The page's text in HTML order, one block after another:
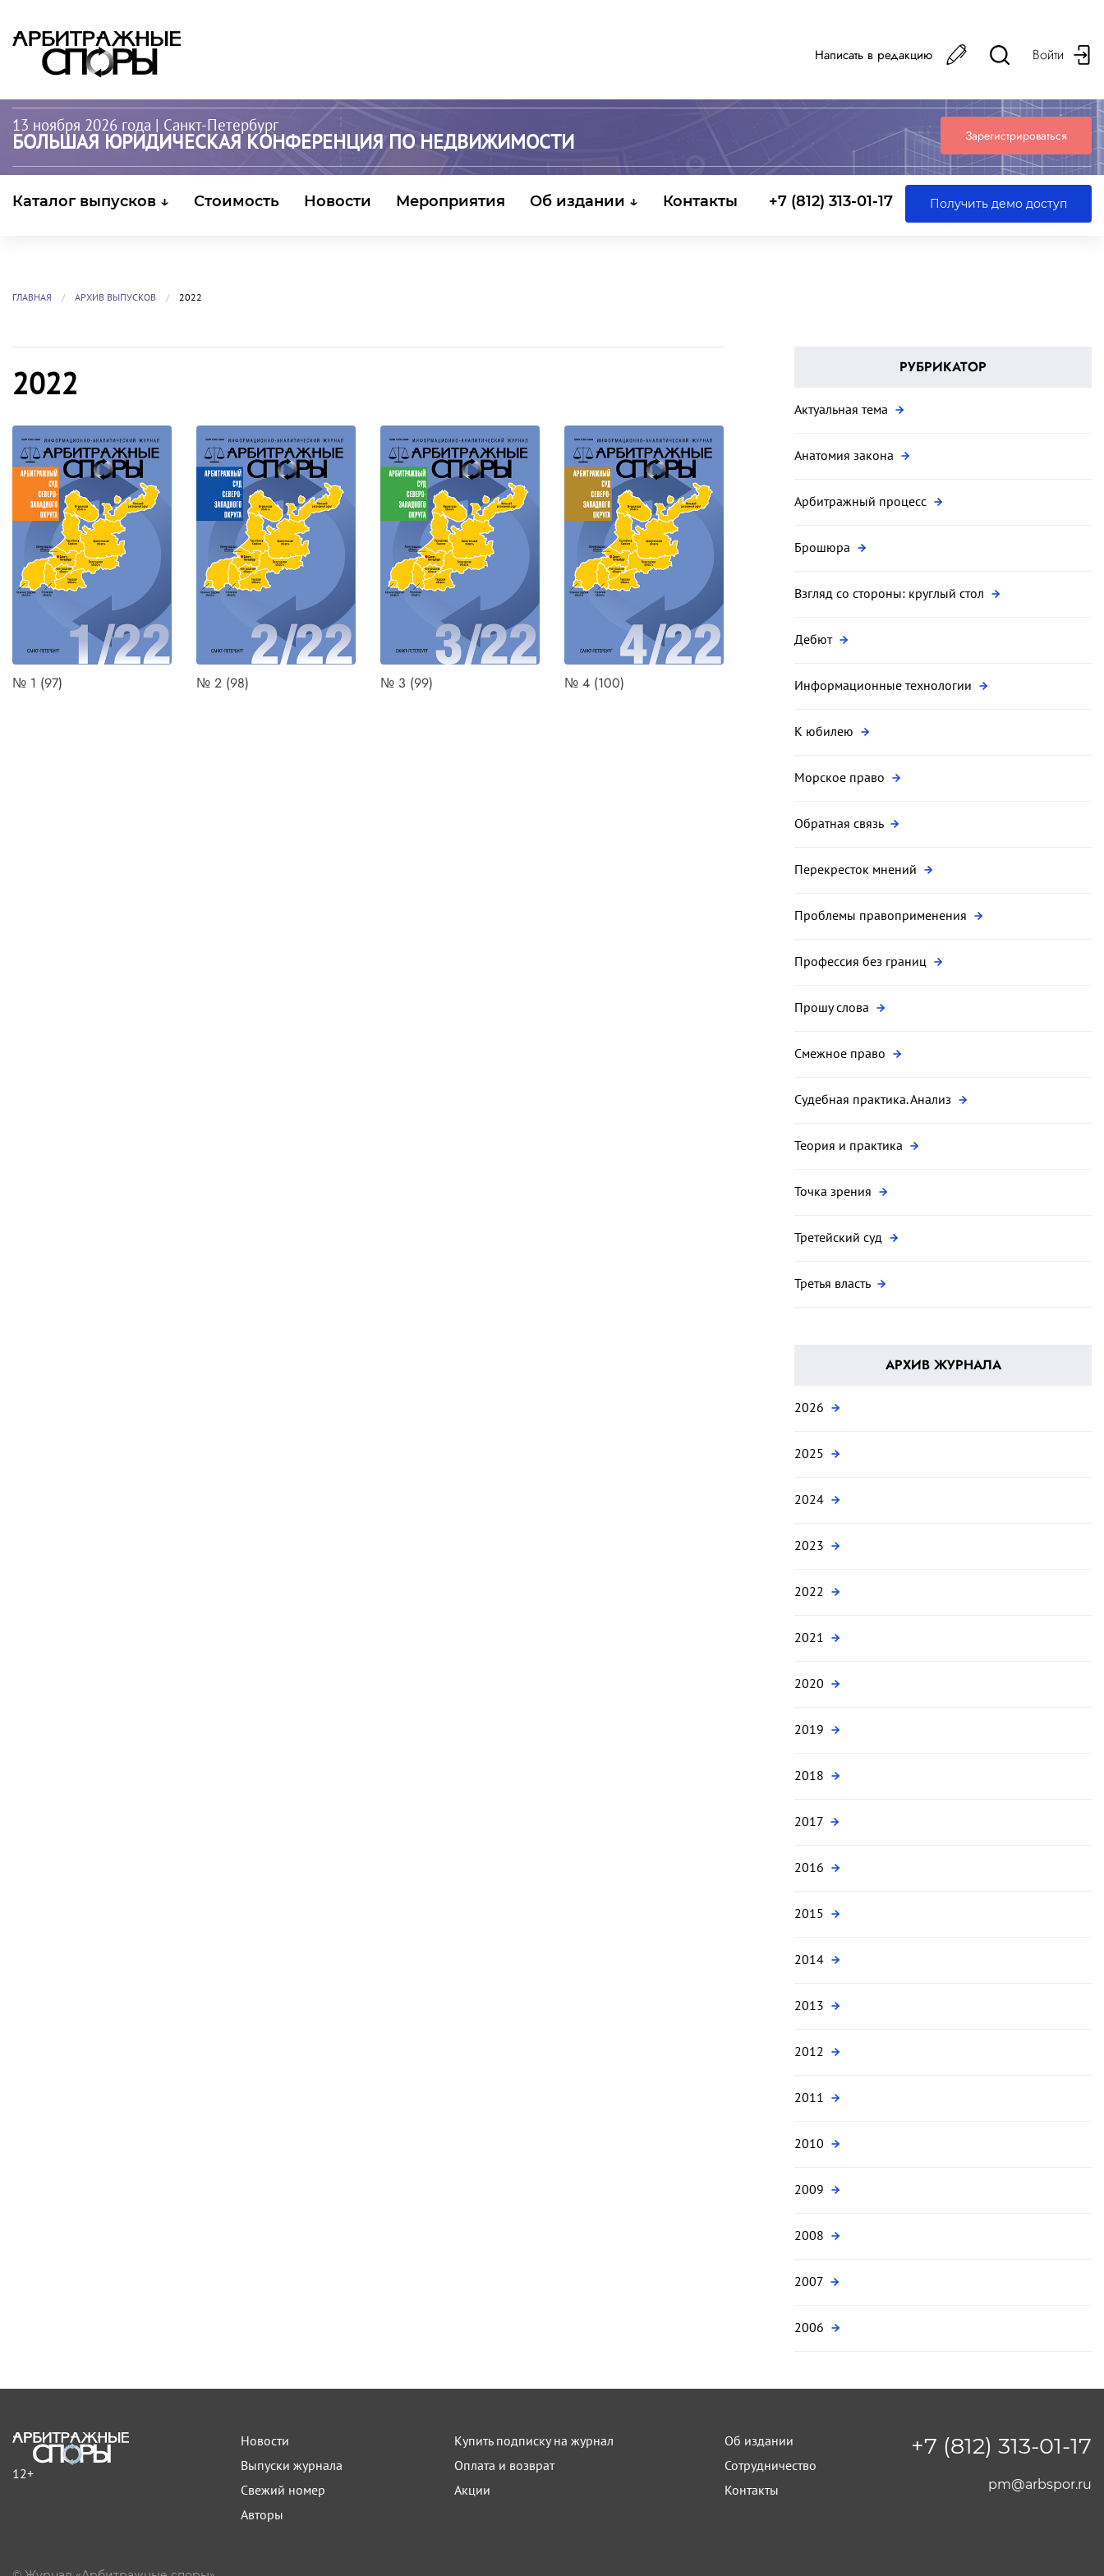
Написать в редакцию Войти
13 ноября 2026 года | Санкт-Петербург
БОЛЬШАЯ ЮРИДИЧЕСКАЯ КОНФЕРЕНЦИЯ ПО НЕДВИЖИМОСТИ Зарегистрироваться
Каталог выпусков ↓ Стоимость Новости Мероприятия Об издании ↓ Контакты +7 (812) 313-01-17 Получить демо доступ
ГЛАВНАЯ АРХИВ ВЫПУСКОВ 2022
2022
№ 1 (97) № 2 (98) № 3 (99) № 4 (100)
РУБРИКАТОР
Актуальная тема
Анатомия закона
Арбитражный процесс
Брошюра
Взгляд со стороны: круглый стол
Дебют
Информационные технологии
К юбилею
Морское право
Обратная связь
Перекресток мнений
Проблемы правоприменения
Профессия без границ
Прошу слова
Смежное право
Судебная практика. Анализ
Теория и практика
Точка зрения
Третейский суд
Третья власть
АРХИВ ЖУРНАЛА
2026
2025
2024
2023
2022
2021
2020
2019
2018
2017
2016
2015
2014
2013
2012
2011
2010
2009
2008
2007
2006
12+
Новости
Выпуски журнала
Свежий номер
Авторы
Купить подписку на журнал
Оплата и возврат
Акции
Об издании
Сотрудничество
Контакты
+7 (812) 313-01-17
pm@arbspor.ru